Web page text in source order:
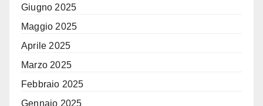
Giugno 2025
Maggio 2025
Aprile 2025
Marzo 2025
Febbraio 2025
Gennaio 2025